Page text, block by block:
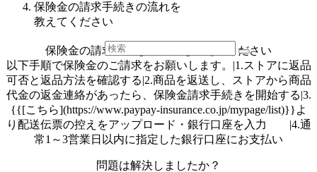
保険金の請求手続きの流れを
教えてください
保険金の請求手続きの流れを教えてください
以下手順で保険金のご請求をお願いします。|1.ストアに返品
可否と返品方法を確認する|2.商品を返送し、ストアから商品
代金の返金連絡があったら、保険金請求手続きを開始する|3.
{{[こちら](https://www.paypay-insurance.co.jp/mypage/list)}}よ
り配送伝票の控えをアップロード・銀行口座を入力 |4.通
常1～3営業日以内に指定した銀行口座にお支払い
問題は解決しましたか？